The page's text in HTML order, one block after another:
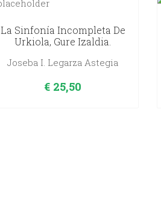
La Sinfonía Incompleta De
Urkiola, Gure Izaldia.
Joseba I. Legarza Astegia
€ 25,50